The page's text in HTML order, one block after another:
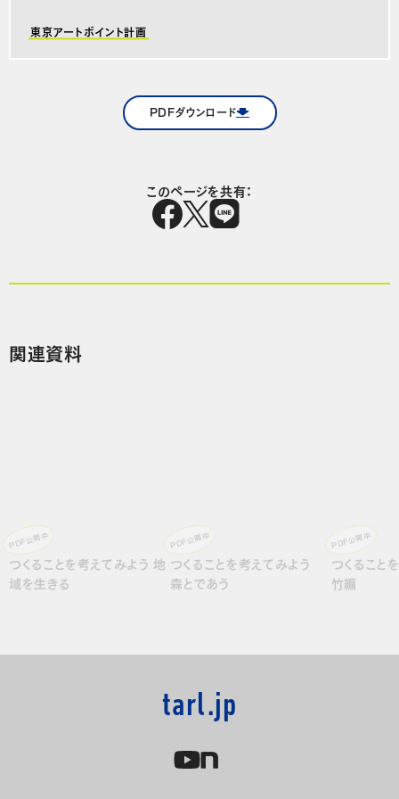
東京アートポイント計画
PDFダウンロード
このページを共有：
関連資料
つくることを考えてみよう 地
域を生きる
PDF公開中
つくることを考えてみよう
森とであう
PDF公開中
つくるこ
竹編
PDF公開中
tarl.jp